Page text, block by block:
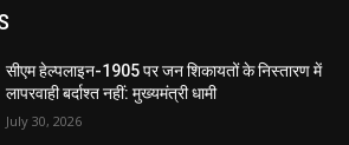
सीएम हेल्पलाइन-1905 पर जन शिकायतों के निस्तारण में
लापरवाही बर्दाश्त नहीं: मुख्यमंत्री धामी
July 30, 2026